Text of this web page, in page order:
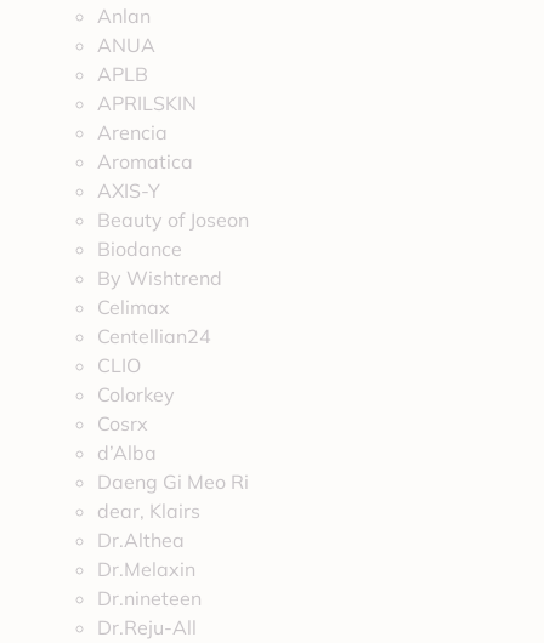
Anlan
ANUA
APLB
APRILSKIN
Arencia
Aromatica
AXIS-Y
Beauty of Joseon
Biodance
By Wishtrend
Celimax
Centellian24
CLIO
Colorkey
Cosrx
d’Alba
Daeng Gi Meo Ri
dear, Klairs
Dr.Althea
Dr.Melaxin
Dr.nineteen
Dr.Reju-All